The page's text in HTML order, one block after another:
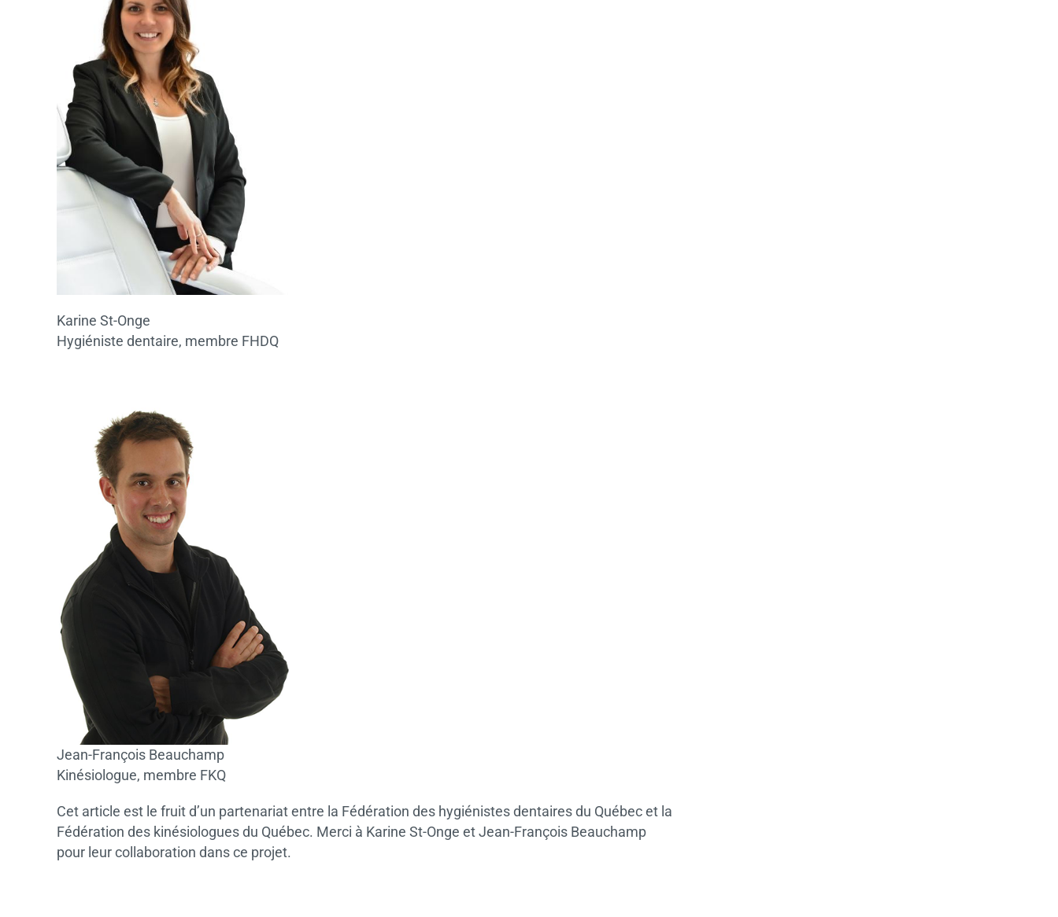
Karine St-Onge
Hygiéniste dentaire, membre FHDQ
Jean-François Beauchamp
Kinésiologue, membre FKQ
Cet article est le fruit d’un partenariat entre la Fédération des hygiénistes dentaires du Québec et la
Fédération des kinésiologues du Québec. Merci à Karine St-Onge et Jean-François Beauchamp
pour leur collaboration dans ce projet.